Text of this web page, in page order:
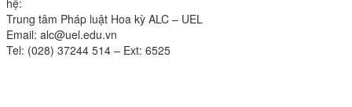
hệ:
Trung tâm Pháp luật Hoa kỳ ALC – UEL
Email: alc@uel.edu.vn
Tel: (028) 37244 514 – Ext: 6525